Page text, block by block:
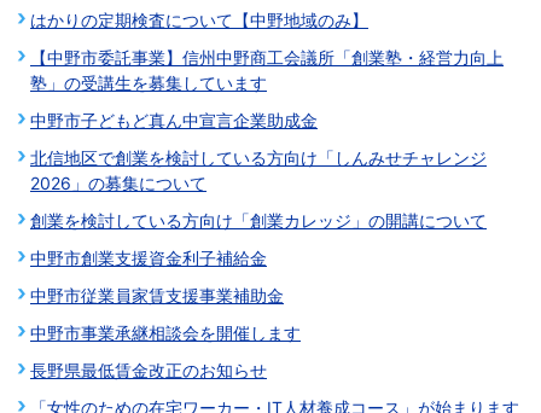
はかりの定期検査について【中野地域のみ】
【中野市委託事業】信州中野商工会議所「創業塾・経営力向上
塾」の受講生を募集しています
中野市子どもど真ん中宣言企業助成金
北信地区で創業を検討している方向け「しんみせチャレンジ
2026」の募集について
創業を検討している方向け「創業カレッジ」の開講について
中野市創業支援資金利子補給金
中野市従業員家賃支援事業補助金
中野市事業承継相談会を開催します
長野県最低賃金改正のお知らせ
「女性のための在宅ワーカー・IT人材養成コース」が始まります